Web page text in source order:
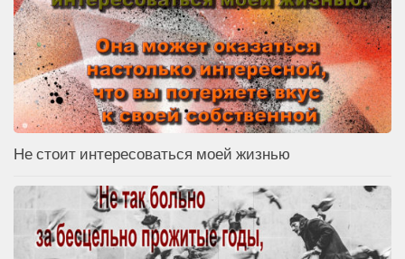
Не стоит интересоваться моей жизнью